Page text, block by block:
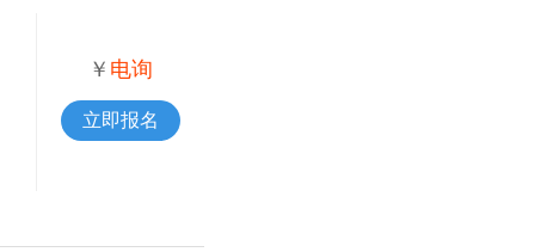
￥ 电询
立即报名